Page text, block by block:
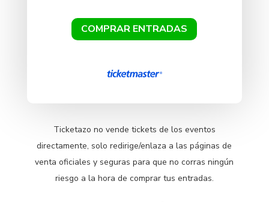
COMPRAR ENTRADAS
Ticketazo no vende tickets de los eventos
directamente, solo redirige/enlaza a las páginas de
venta oficiales y seguras para que no corras ningún
riesgo a la hora de comprar tus entradas.